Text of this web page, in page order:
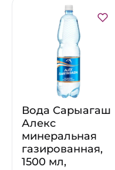
Вода Сарыагаш
Алекс
минеральная
газированная,
1500 мл,